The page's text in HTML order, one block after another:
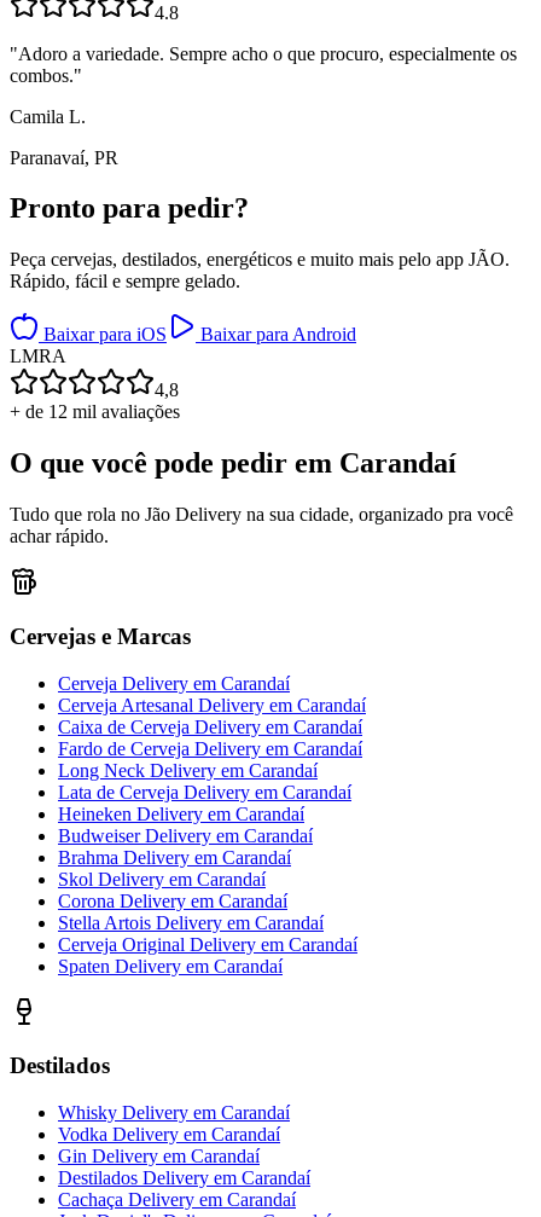
4.8
"Adoro a variedade. Sempre acho o que procuro, especialmente os
combos."
Camila L.
Paranavaí, PR
Pronto para pedir?
Peça cervejas, destilados, energéticos e muito mais pelo app JÃO.
Rápido, fácil e sempre gelado.
Baixar para iOS
Baixar para Android
LMRA
4,8
+ de 12 mil avaliações
O que você pode pedir em Carandaí
Tudo que rola no Jão Delivery na sua cidade, organizado pra você
achar rápido.
Cervejas e Marcas
Cerveja Delivery em Carandaí
Cerveja Artesanal Delivery em Carandaí
Caixa de Cerveja Delivery em Carandaí
Fardo de Cerveja Delivery em Carandaí
Long Neck Delivery em Carandaí
Lata de Cerveja Delivery em Carandaí
Heineken Delivery em Carandaí
Budweiser Delivery em Carandaí
Brahma Delivery em Carandaí
Skol Delivery em Carandaí
Corona Delivery em Carandaí
Stella Artois Delivery em Carandaí
Cerveja Original Delivery em Carandaí
Spaten Delivery em Carandaí
Destilados
Whisky Delivery em Carandaí
Vodka Delivery em Carandaí
Gin Delivery em Carandaí
Destilados Delivery em Carandaí
Cachaça Delivery em Carandaí